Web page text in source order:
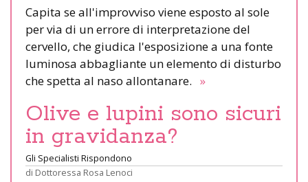
Capita se all'improvviso viene esposto al sole
per via di un errore di interpretazione del
cervello, che giudica l'esposizione a una fonte
luminosa abbagliante un elemento di disturbo
che spetta al naso allontanare. »
Olive e lupini sono sicuri
in gravidanza?
Gli Specialisti Rispondono
di Dottoressa Rosa Lenoci